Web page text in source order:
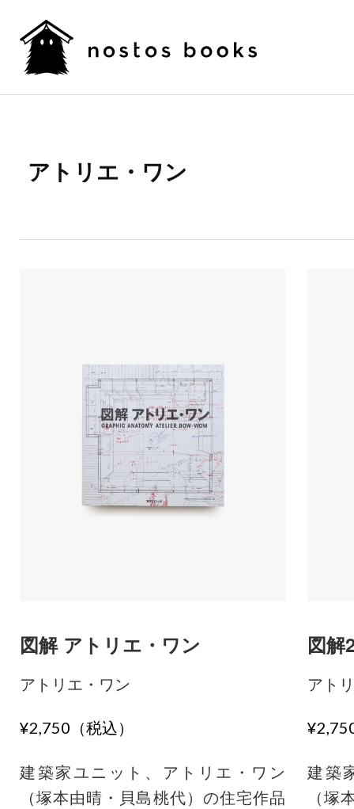
アトリエ・ワン
図解 アトリエ・ワン
アトリエ・ワン
¥2,750（税込）
建築家ユニット、アトリエ・ワン
（塚本由晴・貝島桃代）の住宅作品
図解
アト
建築
（